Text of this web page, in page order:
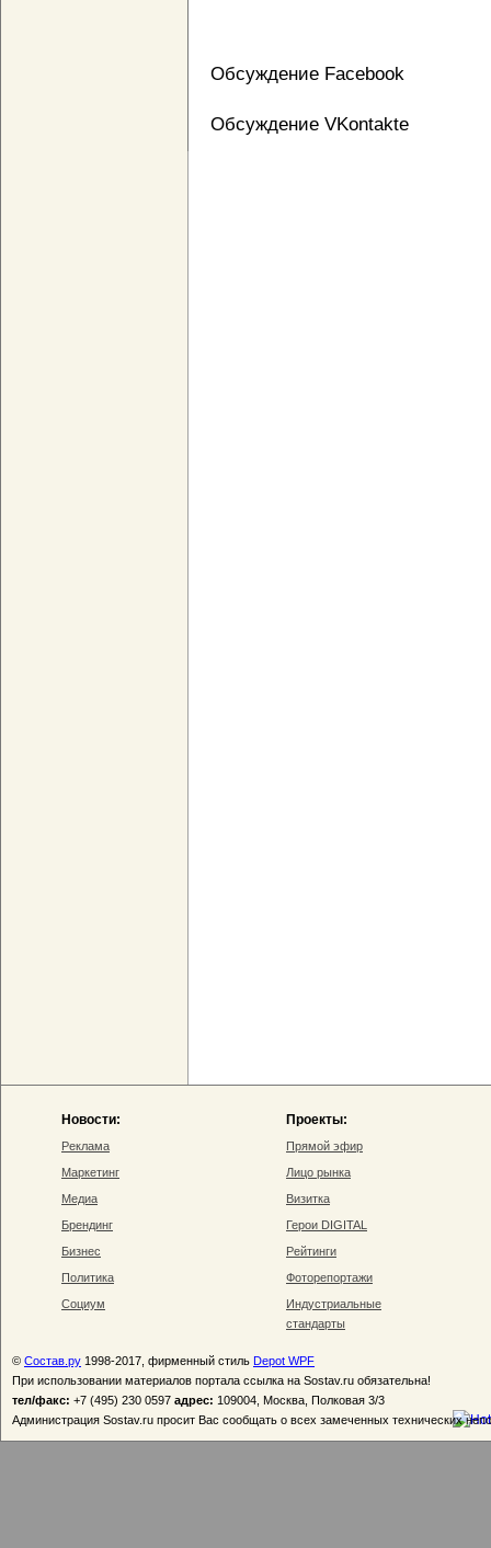
Обсуждение Facebook
Обсуждение VKontakte
Новости:
Реклама
Маркетинг
Медиа
Брендинг
Бизнес
Политика
Социум
Проекты:
Прямой эфир
Лицо рынка
Визитка
Герои DIGITAL
Рейтинги
Фоторепортажи
Индустриальные
стандарты
© Состав.ру 1998-2017, фирменный стиль Depot WPF
При использовании материалов портала ссылка на Sostav.ru обязательна!
тел/факс: +7 (495) 230 0597 адрес: 109004, Москва, Полковая 3/3
Администрация Sostav.ru просит Вас сообщать о всех замеченных технических